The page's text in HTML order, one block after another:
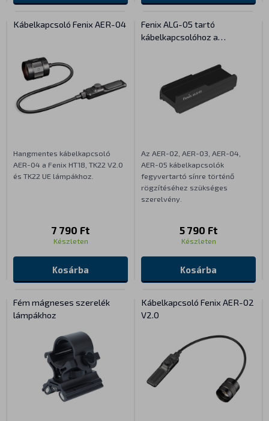
Kábelkapcsoló Fenix AER-04
Hangmentes kábelkapcsoló
AER-04 a Fenix HT18, TK22 V2.0
és TK22 UE lámpákhoz.
7 790 Ft
Készleten
Kosárba
Fenix ALG-05 tartó
kábelkapcsolóhoz a
Az AER-02, AER-03, AER-04,
AER-05 kábelkapcsolók
fegyvertartó sínre történő
rögzítéséhez szükséges
szerelvény.
5 790 Ft
Készleten
Kosárba
Fém mágneses szerelék
lámpákhoz
Kábelkapcsoló Fenix AER-02
V2.0